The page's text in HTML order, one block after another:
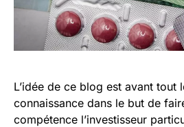
L’idée de ce blog est avant tout
connaissance dans le but de
compétence l’investisseur